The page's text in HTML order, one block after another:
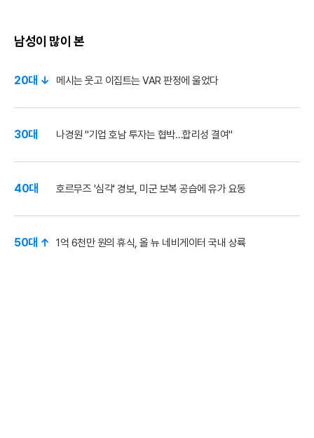
남성이 많이 본
20대 ↓ 메시는 웃고 이집트는 VAR 판정에 울었다
30대 나경원 "기업 호남 투자는 협박…합리성 결여"
40대 호르무즈 '심각' 경보, 미군 보복 공습에 유가 요동
50대 ↑ 1억 6천만 원의 휴식, 올 뉴 네비게이터 국내 상륙